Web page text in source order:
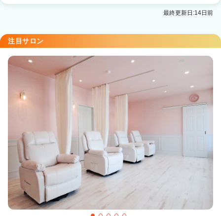
ｔeｔ【テット】 郡山駅前店
最終更新日:14日前
注目サロン